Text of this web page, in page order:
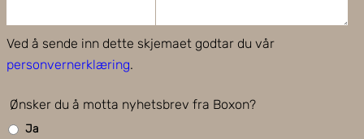
Ved å sende inn dette skjemaet godtar du vår
personvernerklæring.
Ønsker du å motta nyhetsbrev fra Boxon?
Ja